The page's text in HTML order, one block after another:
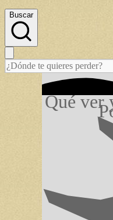
Buscar
Qué ver